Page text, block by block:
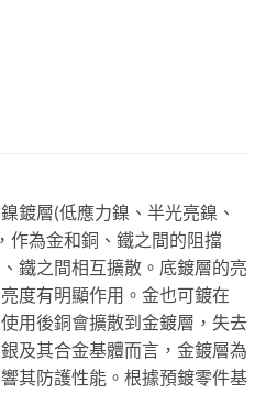
鍍層(低應力鎳、半光亮鎳、
作為金和銅、鐵之間的阻擋
鐵之間相互擴散。底鍍層的亮
度有明顯作用。金也可鍍在
用後銅會擴散到金鍍層，失去
及其合金基體而言，金鍍層為
其防護性能。根據預鍍零件基